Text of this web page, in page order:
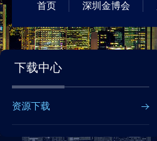
首页 深圳金博会
下载中心
资源下载